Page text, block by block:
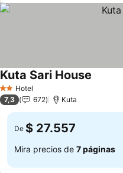
2 Estrellas
Hotel
Kuta Sari House
7,3 672 Kuta
De $ 27.557
Mira precios de 7 páginas